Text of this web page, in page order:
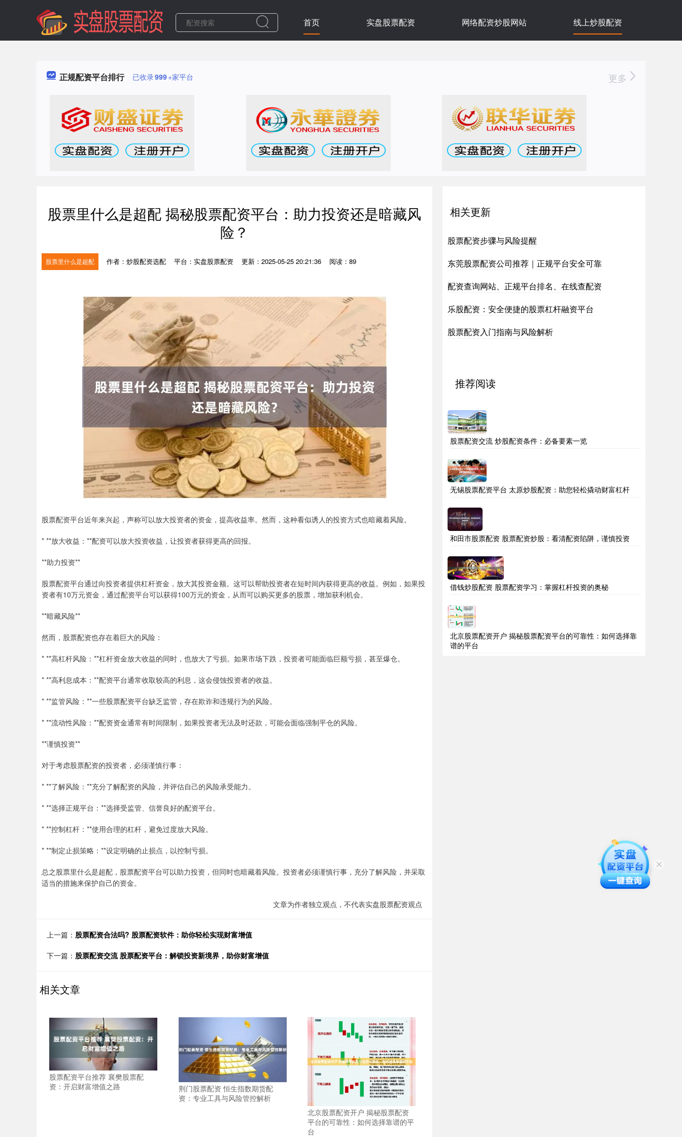
首页 实盘股票配资 网络配资炒股网站 线上炒股配资
正规配资平台排行 已收录999+家平台 更多
股票里什么是超配 揭秘股票配资平台：助力投资还是暗藏风
险？
股票里什么是超配 作者：炒股配资选配 平台：实盘股票配资 更新：2025-05-25 20:21:36 阅读：89
股票配资平台近年来兴起，声称可以放大投资者的资金，提高收益率。然而，这种看似诱人的投资方式也暗藏着风险。
* **放大收益：**配资可以放大投资收益，让投资者获得更高的回报。
**助力投资**
股票配资平台通过向投资者提供杠杆资金，放大其投资金额。这可以帮助投资者在短时间内获得更高的收益。例如，如果投
资者有10万元资金，通过配资平台可以获得100万元的资金，从而可以购买更多的股票，增加获利机会。
**暗藏风险**
然而，股票配资也存在着巨大的风险：
* **高杠杆风险：**杠杆资金放大收益的同时，也放大了亏损。如果市场下跌，投资者可能面临巨额亏损，甚至爆仓。
* **高利息成本：**配资平台通常收取较高的利息，这会侵蚀投资者的收益。
* **监管风险：**一些股票配资平台缺乏监管，存在欺诈和违规行为的风险。
* **流动性风险：**配资资金通常有时间限制，如果投资者无法及时还款，可能会面临强制平仓的风险。
**谨慎投资**
对于考虑股票配资的投资者，必须谨慎行事：
* **了解风险：**充分了解配资的风险，并评估自己的风险承受能力。
* **选择正规平台：**选择受监管、信誉良好的配资平台。
* **控制杠杆：**使用合理的杠杆，避免过度放大风险。
* **制定止损策略：**设定明确的止损点，以控制亏损。
总之股票里什么是超配，股票配资平台可以助力投资，但同时也暗藏着风险。投资者必须谨慎行事，充分了解风险，并采取
适当的措施来保护自己的资金。
文章为作者独立观点，不代表实盘股票配资观点
上一篇： 股票配资合法吗? 股票配资软件：助你轻松实现财富增值
下一篇： 股票配资交流 股票配资平台：解锁投资新境界，助你财富增值
相关文章
股票配资平台推荐 襄樊股票配
资：开启财富增值之路
荆门股票配资 恒生指数期货配
资：专业工具与风险管控解析
北京股票配资开户 揭秘股票配资
平台的可靠性：如何选择靠谱的平
台
相关更新
股票配资步骤与风险提醒
东莞股票配资公司推荐｜正规平台安全可靠
配资查询网站、正规平台排名、在线查配资
乐股配资：安全便捷的股票杠杆融资平台
股票配资入门指南与风险解析
推荐阅读
股票配资交流 炒股配资条件：必备要素一览
无锡股票配资平台 太原炒股配资：助您轻松撬动财富杠杆
和田市股票配资 股票配资炒股：看清配资陷阱，谨慎投资
借钱炒股配资 股票配资学习：掌握杠杆投资的奥秘
北京股票配资开户 揭秘股票配资平台的可靠性：如何选择靠
谱的平台